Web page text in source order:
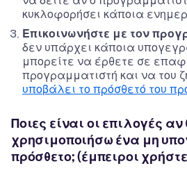
κυκλοφορήσει κάποια
Επικοινωνήστε με τον
δεν υπάρχει κάποια
μπορείτε να έρθετε σε
προγραμματιστή και να του
υποβάλει το πρόσθετό του
Ποιες είναι οι επιλογές
χρησιμοποιήσω ένα μη
πρόσθετο; (έμπειροι